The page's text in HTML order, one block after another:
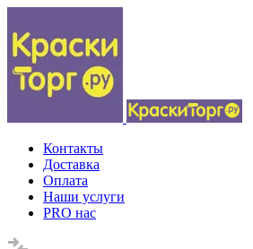
Контакты
Доставка
Оплата
Наши услуги
PRO нас